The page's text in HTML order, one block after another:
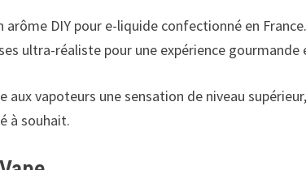
arôme DIY pour e-liquide confectionné en
ultra-réaliste pour une expérience
aux vapoteurs une sensation de niveau
à souhait.